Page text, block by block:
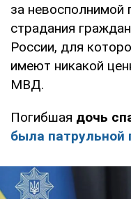
за невосполнимой
страдания
России, для
имеют никакой
МВД.
Погибшая дочь
была патрульной